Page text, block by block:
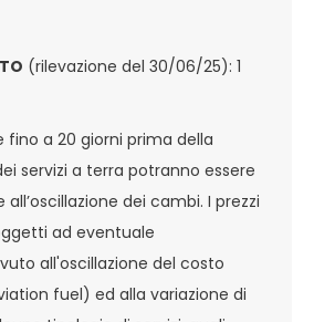
(rilevazione del 30/06/25): 1
fino a 20 giorni prima della
servizi a terra potranno essere
dei cambi. I prezzi
ad eventuale
all'oscillazione del costo
fuel) ed alla variazione di